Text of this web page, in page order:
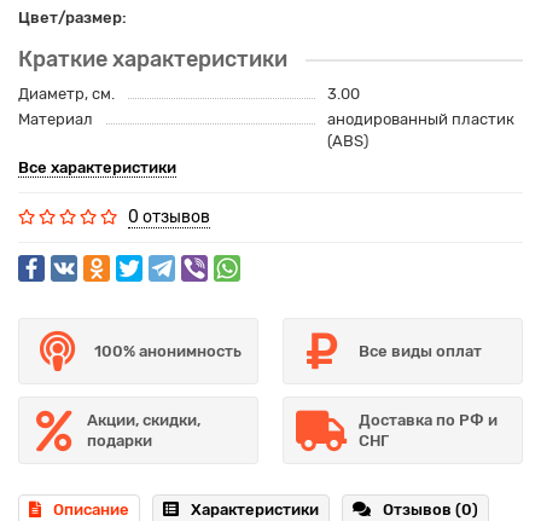
Цвет/размер:
Краткие характеристики
Диаметр, см.
3.00
Материал
анодированный пластик
(ABS)
Все характеристики
0 отзывов
100% анонимность Все виды оплат
Акции, скидки,
подарки
Доставка по РФ и
СНГ
Описание Характеристики Отзывов (0)